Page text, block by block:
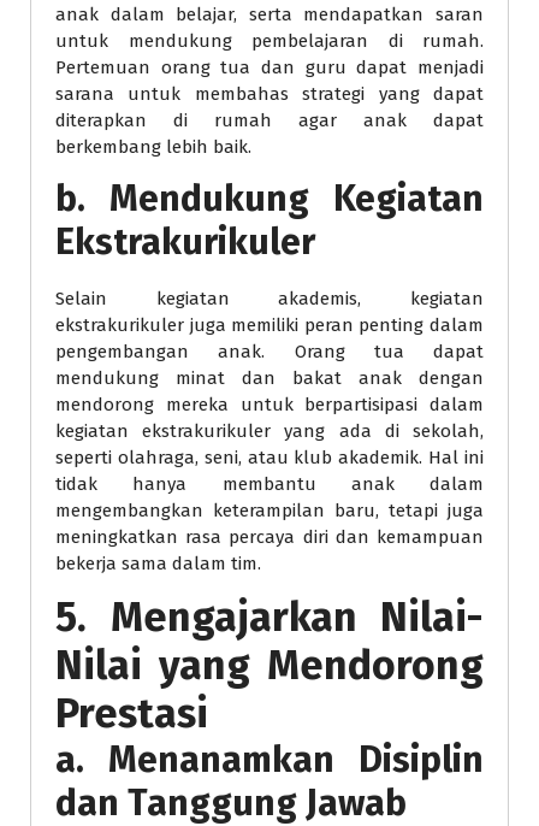
anak dalam belajar, serta mendapatkan saran
untuk mendukung pembelajaran di rumah.
Pertemuan orang tua dan guru dapat menjadi
sarana untuk membahas strategi yang dapat
diterapkan di rumah agar anak dapat
berkembang lebih baik.
b. Mendukung Kegiatan
Ekstrakurikuler
Selain kegiatan akademis, kegiatan
ekstrakurikuler juga memiliki peran penting dalam
pengembangan anak. Orang tua dapat
mendukung minat dan bakat anak dengan
mendorong mereka untuk berpartisipasi dalam
kegiatan ekstrakurikuler yang ada di sekolah,
seperti olahraga, seni, atau klub akademik. Hal ini
tidak hanya membantu anak dalam
mengembangkan keterampilan baru, tetapi juga
meningkatkan rasa percaya diri dan kemampuan
bekerja sama dalam tim.
5. Mengajarkan Nilai-
Nilai yang Mendorong
Prestasi
a. Menanamkan Disiplin
dan Tanggung Jawab